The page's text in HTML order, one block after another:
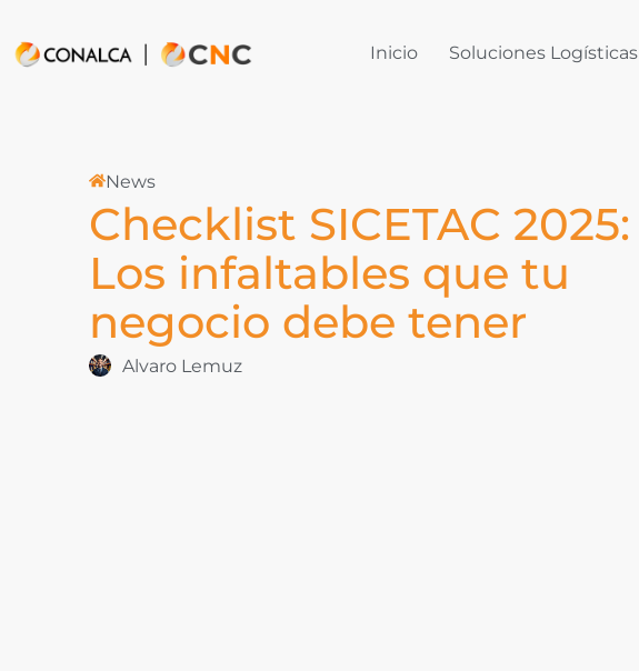
Inicio Soluciones Logísticas
News
Checklist SICETAC 2025:
Los infaltables que tu
negocio debe tener
Alvaro Lemuz